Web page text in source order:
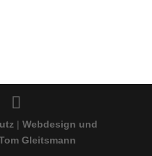
|Webdesign und
Gleitsmann